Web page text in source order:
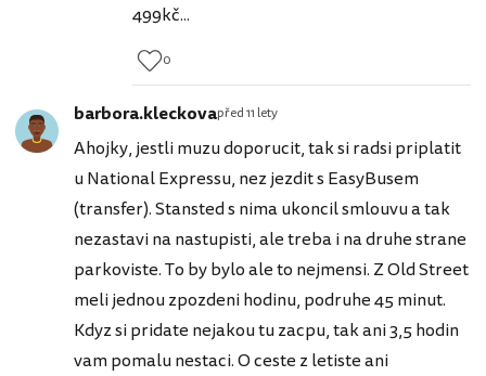
499kč...
0
barbora.kleckovapřed 11 lety
Ahojky, jestli muzu doporucit, tak si radsi priplatit
u National Expressu, nez jezdit s EasyBusem
(transfer). Stansted s nima ukoncil smlouvu a tak
nezastavi na nastupisti, ale treba i na druhe strane
parkoviste. To by bylo ale to nejmensi. Z Old Street
meli jednou zpozdeni hodinu, podruhe 45 minut.
Kdyz si pridate nejakou tu zacpu, tak ani 3,5 hodin
vam pomalu nestaci. O ceste z letiste ani